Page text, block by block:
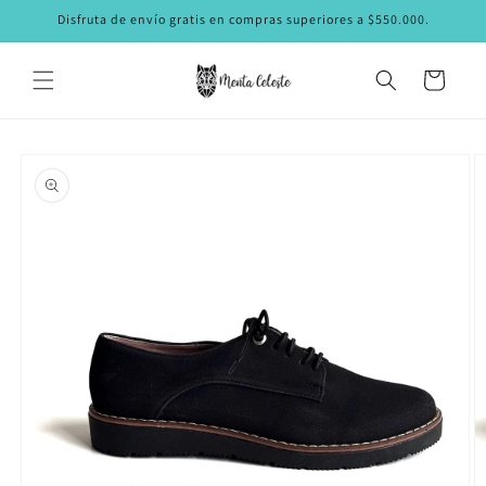
directamente
al contenido
Disfruta de envío gratis en compras superiores a $550.000.
Carrito
a la
información